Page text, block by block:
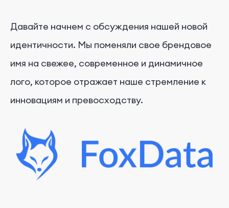
Давайте начнем с обсуждения нашей новой
идентичности. Мы поменяли свое брендовое
имя на свежее, современное и динамичное
лого, которое отражает наше стремление к
инновациям и превосходству.